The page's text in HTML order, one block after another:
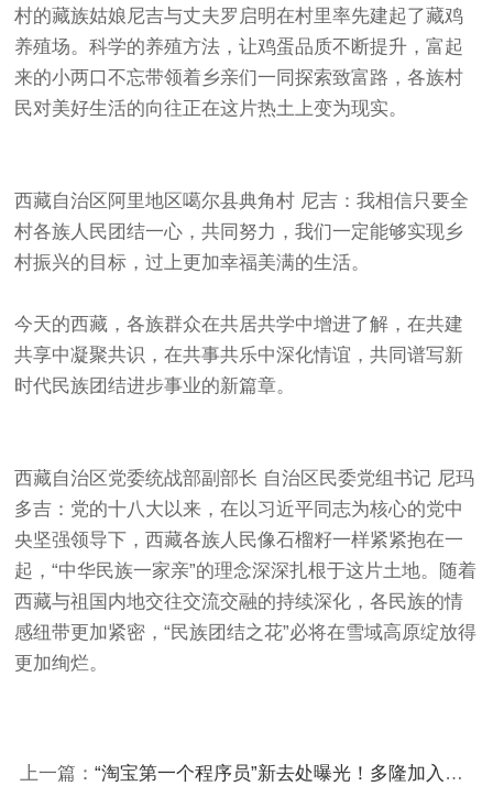
村的藏族姑娘尼吉与丈夫罗启明在村里率先建起了藏鸡
养殖场。科学的养殖方法，让鸡蛋品质不断提升，富起
来的小两口不忘带领着乡亲们一同探索致富路，各族村
民对美好生活的向往正在这片热土上变为现实。
西藏自治区阿里地区噶尔县典角村 尼吉：我相信只要全
村各族人民团结一心，共同努力，我们一定能够实现乡
村振兴的目标，过上更加幸福美满的生活。
今天的西藏，各族群众在共居共学中增进了解，在共建
共享中凝聚共识，在共事共乐中深化情谊，共同谱写新
时代民族团结进步事业的新篇章。
西藏自治区党委统战部副部长 自治区民委党组书记 尼玛
多吉：党的十八大以来，在以习近平同志为核心的党中
央坚强领导下，西藏各族人民像石榴籽一样紧紧抱在一
起，“中华民族一家亲”的理念深深扎根于这片土地。随着
西藏与祖国内地交往交流交融的持续深化，各民族的情
感纽带更加紧密，“民族团结之花”必将在雪域高原绽放得
更加绚烂。
上一篇： “淘宝第一个程序员”新去处曝光！多隆加入贝联珠贯，公司核心人员均在阿里工作过